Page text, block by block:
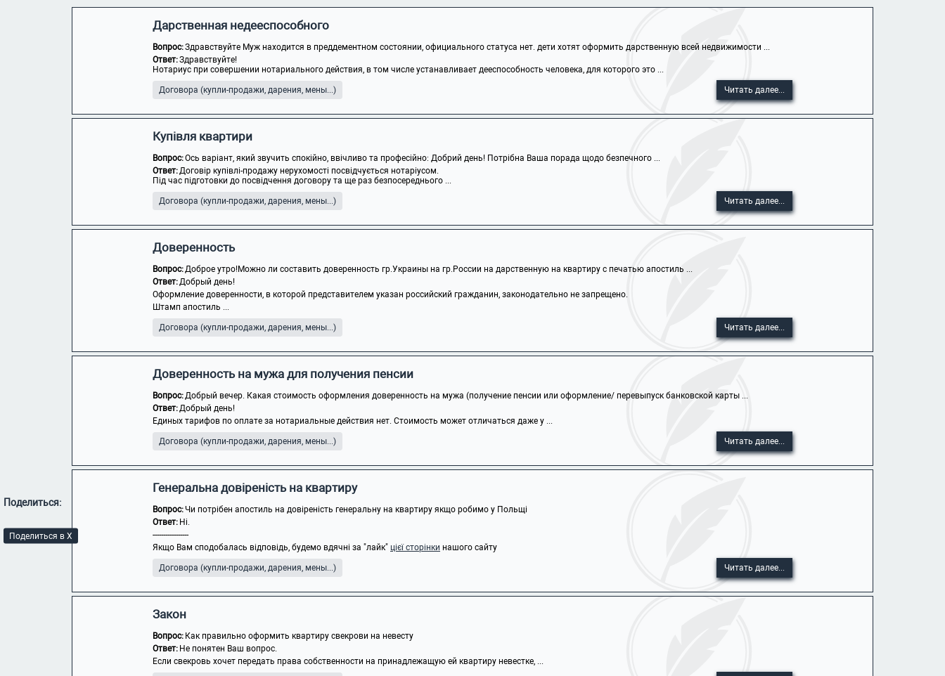
Поделиться:
Поделиться в X
Дарственная недееспособного
Вопрос:Здравствуйте Муж находится в преддементном состоянии, официального статуса нет. дети хотят оформить дарственную всей недвижимости ...
Ответ:Здравствуйте!
Нотариус при совершении нотариального действия, в том числе устанавливает дееспособность человека, для которого это ...
Договора (купли-продажи, дарения, мены...) Читать далее...
Купівля квартири
Вопрос:Ось варіант, який звучить спокійно, ввічливо та професійно: Добрий день! Потрібна Ваша порада щодо безпечного ...
Ответ:Договір купівлі-продажу нерухомості посвідчується нотаріусом.
Під час підготовки до посвідчення договору та ще раз безпосереднього ...
Договора (купли-продажи, дарения, мены...) Читать далее...
Доверенность
Вопрос:Доброе утро!Можно ли составить доверенность гр.Украины на гр.России на дарственную на квартиру с печатью апостиль ...
Ответ:Добрый день!
Оформление доверенности, в которой представителем указан российский гражданин, законодательно не запрещено.
Штамп апостиль ...
Договора (купли-продажи, дарения, мены...) Читать далее...
Доверенность на мужа для получения пенсии
Вопрос:Добрый вечер. Какая стоимость оформления доверенность на мужа (получение пенсии или оформление/ перевыпуск банковской карты ...
Ответ:Добрый день!
Единых тарифов по оплате за нотариальные действия нет. Стоимость может отличаться даже у ...
Договора (купли-продажи, дарения, мены...) Читать далее...
Генеральна довіреність на квартиру
Вопрос:Чи потрібен апостиль на довіреність генеральну на квартиру якщо робимо у Польщі
Ответ: Ні.
-----------------
Якщо Вам сподобалась відповідь, будемо вдячні за "лайк" цієї сторінки нашого сайту
Договора (купли-продажи, дарения, мены...) Читать далее...
Закон
Вопрос: Как правильно оформить квартиру свекрови на невесту
Ответ: Не понятен Ваш вопрос.
Если свекровь хочет передать права собственности на принадлежащую ей квартиру невестке, ...